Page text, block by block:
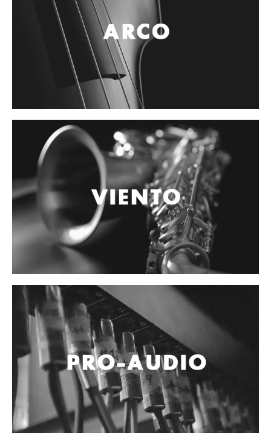
Luces y Escenario
Strobos
Maquinas de humo y escenario
Accesorios
Cables y Conectores
Instrumento
Sonido
Parlante
Video y USB
Espigas y conectores
Accesorios
Otros Instrumentos de Cuerdas
Ukulele
Mandolina